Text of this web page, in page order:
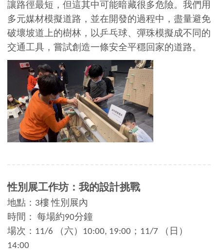
讓路徑最短，但這其中可能暗藏很多危險。我們用
多元媒材模擬道路，並在開發的過程中，盡量避免
破壞坡道上的樹林，以乒乓球、彈珠模擬成不同的
交通工具，嘗試創造一條安全平穩回家的道路。
性別展工作坊： 我的設計挑戰
地點：3樓 性別展內
時間： 每場約90分鐘
場次：11/6 （六）10:00, 19:00；11/7 （日）
14:00